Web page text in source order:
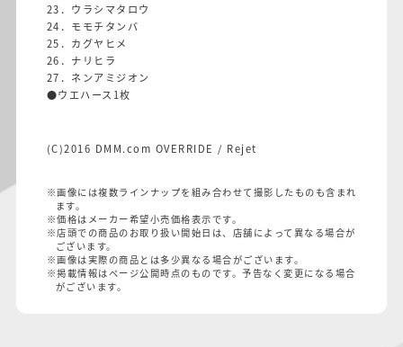
23．ウラシマタロウ
24．モモチタンバ
25．カグヤヒメ
26．ナリヒラ
27．ネンアミジオン
●ウエハース1枚
(C)2016 DMM.com OVERRIDE / Rejet
※画像には複数ラインナップを組み合わせて撮影したものも含まれ
ます。
※価格はメーカー希望小売価格表示です。
※店頭での商品のお取り扱い開始日は、店舗によって異なる場合が
ございます。
※画像は実際の商品とは多少異なる場合がございます。
※掲載情報はページ公開時点のものです。予告なく変更になる場合
がございます。